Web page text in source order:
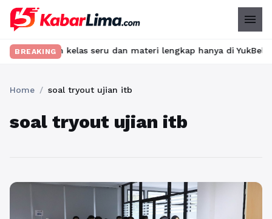
menu
BREAKINGkelas seru dan materi lengkap hanya di
Home / soal tryout ujian itb
soal tryout ujian itb